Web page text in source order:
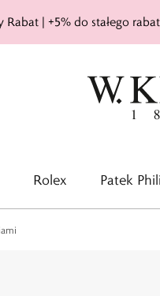
Rabat | +5% do stałego
Rolex Patek